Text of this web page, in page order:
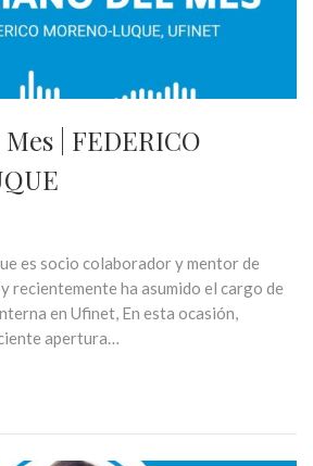
| FEDERICO
es socio colaborador y mentor de
recientemente ha asumido el cargo de
en Ufinet, En esta ocasión,
apertura…